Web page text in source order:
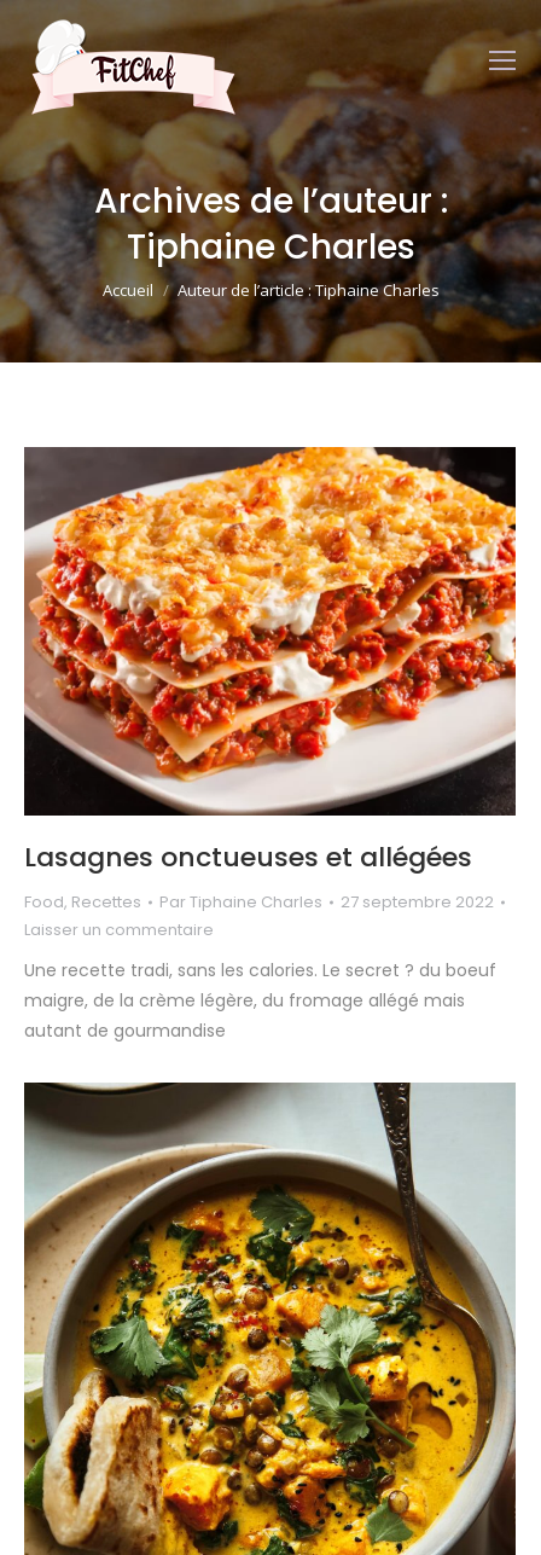
Archives de l’auteur :
Tiphaine Charles
Vous êtes ici :
Accueil Auteur de l’article : Tiphaine Charles
Lasagnes onctueuses et allégées
Food, Recettes ParTiphaine Charles
27 septembre 2022
Laisser un commentaire
Une recette tradi, sans les calories. Le secret ? du boeuf
maigre, de la crème légère, du fromage allégé mais
autant de gourmandise